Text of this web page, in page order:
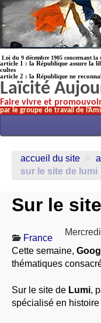
Loi du 9 décembre 1905 concernant la
article 1 : la République assure la
cultes
article 2 : la République ne
Laïcité
Faire vivre et
par le groupe de travail de
ACTUALITÉS
ÉCOLES
LAICITHÈQUE
À PROPOS
LIBRES OPINIONS
* [ connexion Adhérents
accueil du site >
sur le site de lumi
Sur le
France
Cette semaine,
thématiques
Sur le site de Lumi,
spécialisé en histoire